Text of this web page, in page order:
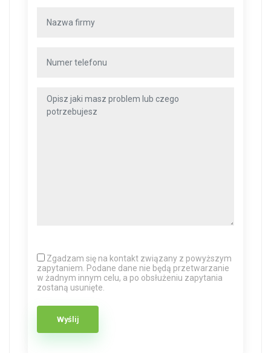
Zgadzam się na kontakt związany z powyższym
zapytaniem. Podane dane nie będą przetwarzanie
w żadnym innym celu, a po obsłużeniu zapytania
zostaną usunięte.